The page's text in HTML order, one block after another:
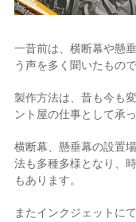
一昔前は、横断幕や懸
う声を多く聞いたもので
製作方法は、昔も今も
ント屋の仕事として承
横断幕、懸垂幕の設置
法も多種多様となり、
もあります。
またインクジェットに